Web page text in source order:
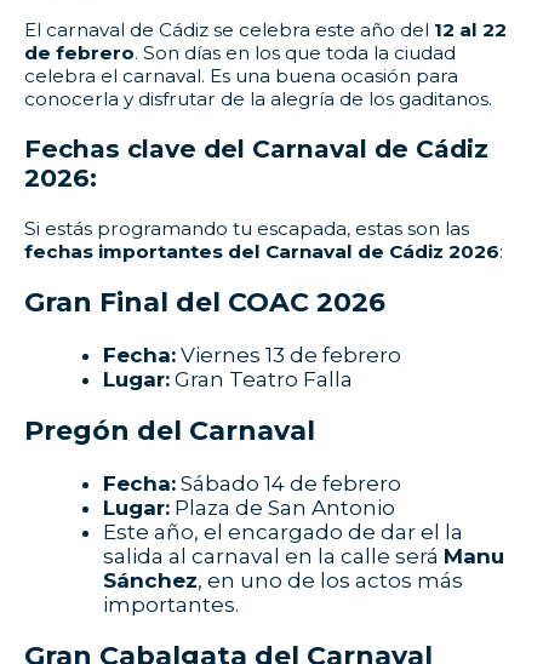
El carnaval de Cádiz se celebra este año del 12 al 22
de febrero. Son días en los que toda la ciudad
celebra el carnaval. Es una buena ocasión para
conocerla y disfrutar de la alegría de los gaditanos.
Fechas clave del Carnaval de Cádiz
2026:
Si estás programando tu escapada, estas son las
fechas importantes del Carnaval de Cádiz 2026:
Gran Final del COAC 2026
Fecha: Viernes 13 de febrero
Lugar: Gran Teatro Falla
Pregón del Carnaval
Fecha: Sábado 14 de febrero
Lugar: Plaza de San Antonio
Este año, el encargado de dar el la
salida al carnaval en la calle será Manu
Sánchez, en uno de los actos más
importantes.
Gran Cabalgata del Carnaval